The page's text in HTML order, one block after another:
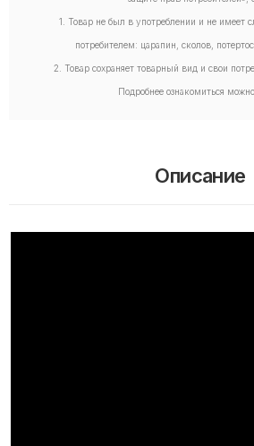
1. Товар не был в употреблении и не имеет
потребителем: царапин, сколов,
2. Товар сохраняет товарный вид и свои
Подробнее ознакомиться можно
Описание